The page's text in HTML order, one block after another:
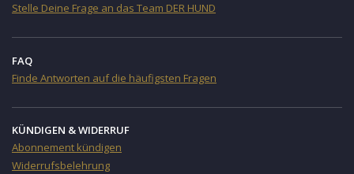
Stelle Deine Frage an das Team DER HUND
FAQ
Finde Antworten auf die häufigsten Fragen
KÜNDIGEN & WIDERRUF
Abonnement kündigen
Widerrufsbelehrung